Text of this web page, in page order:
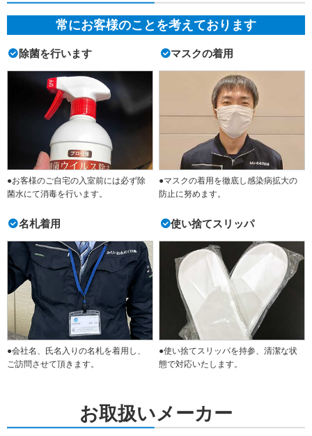
常にお客様のことを考えております
除菌を行います
●お客様のご自宅の入室前には必ず除
菌水にて消毒を行います。
マスクの着用
●マスクの着用を徹底し感染病拡大の
防止に努めます。
名札着用
●会社名、氏名入りの名札を着用し、
ご訪問させて頂きます。
使い捨てスリッパ
●使い捨てスリッパを持参、清潔な状
態で対応いたします。
お取扱いメーカー